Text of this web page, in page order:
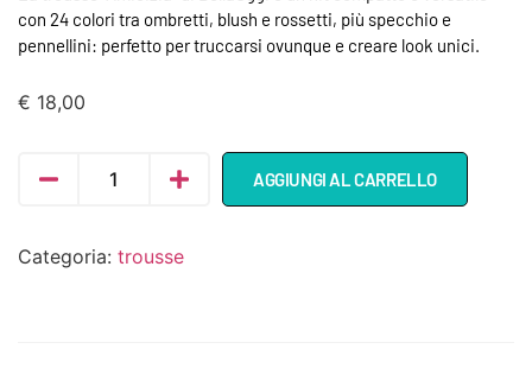
con 24 colori tra ombretti, blush e rossetti, più specchio e
pennellini: perfetto per truccarsi ovunque e creare look unici.
€ 18,00
AGGIUNGI AL CARRELLO
Categoria: trousse